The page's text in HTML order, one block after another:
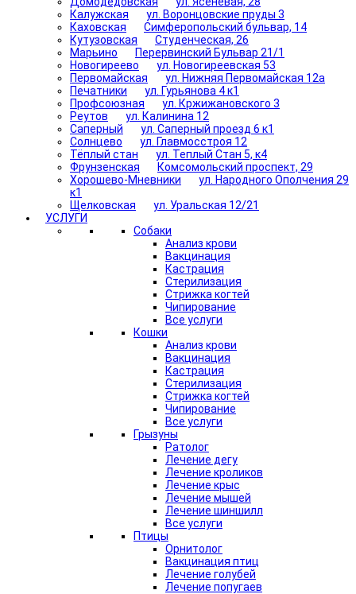
Калужская
ул. Воронцовские пруды 3
Каховская
Симферопольский бульвар, 14
Кутузовская
Студенческая, 26
Марьино
Перервинский Бульвар 21/1
Новогиреево
ул. Новогиреевская 53
Первомайская
ул. Нижняя Первомайская 12а
Печатники
ул. Гурьянова 4 к1
Профсоюзная
ул. Кржижановского 3
Реутов
ул. Калинина 12
Саперный
ул. Саперный проезд 6 к1
Солнцево
ул. Главмосстроя 12
Тёплый стан
ул. Теплый Стан 5, к4
Фрунзенская
Комсомольский проспект, 29
Хорошево-Мневники
ул. Народного Ополчения 29
к1
Щелковская
ул. Уральская 12/21
УСЛУГИ
Собаки
Анализ крови
Вакцинация
Кастрация
Стерилизация
Стрижка когтей
Чипирование
Все услуги
Кошки
Анализ крови
Вакцинация
Кастрация
Стерилизация
Стрижка когтей
Чипирование
Все услуги
Грызуны
Ратолог
Лечение дегу
Лечение кроликов
Лечение крыс
Лечение мышей
Лечение шиншилл
Все услуги
Птицы
Орнитолог
Вакцинация птиц
Лечение голубей
Лечение попугаев